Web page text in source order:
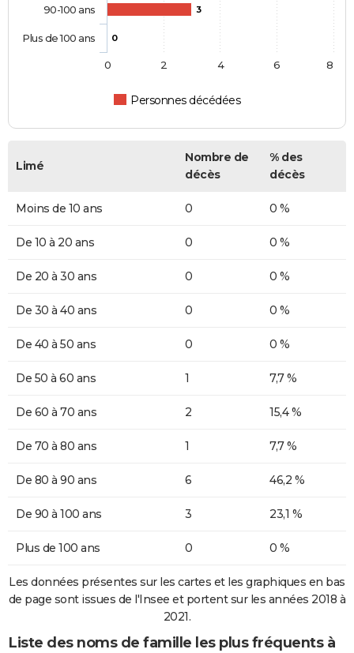
3
0
Personnes décédées
90-100 ans
Plus de 100 ans
0 2 4 6 8
Limé
Nombre de
décès
% des
décès
Moins de 10 ans 0 0 %
De 10 à 20 ans 0 0 %
De 20 à 30 ans 0 0 %
De 30 à 40 ans 0 0 %
De 40 à 50 ans 0 0 %
De 50 à 60 ans 1 7,7 %
De 60 à 70 ans 2 15,4 %
De 70 à 80 ans 1 7,7 %
De 80 à 90 ans 6 46,2 %
De 90 à 100 ans 3 23,1 %
Plus de 100 ans 0 0 %
Les données présentes sur les cartes et les graphiques en bas
de page sont issues de l'Insee et portent sur les années 2018 à
2021.
Liste des noms de famille les plus fréquents à